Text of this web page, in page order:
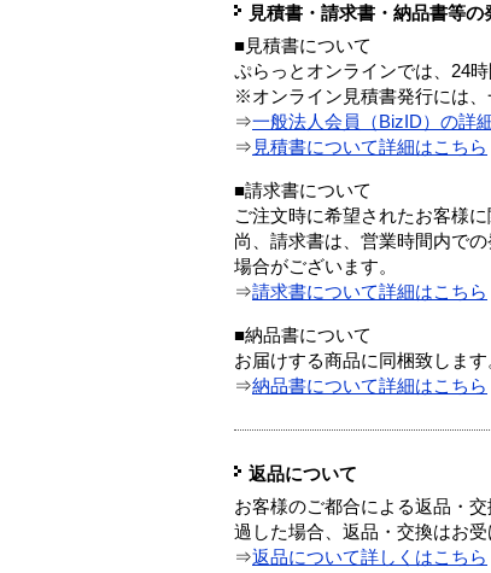
見積書・請求書・納品書等の
■見積書について
ぷらっとオンラインでは、24
※オンライン見積書発行には、
⇒一般法人会員（BizID）の詳
⇒ 見積書について詳細はこちら
■請求書について
ご注文時に希望されたお客様
尚、請求書は、営業時間内で
場合がございます。
⇒請求書について詳細はこちら
■納品書について
お届けする商品に同梱致します
⇒納品書について詳細はこちら
返品について
お客様のご都合による返品・
過した場合、返品・交換はお受
⇒返品について詳しくはこちら